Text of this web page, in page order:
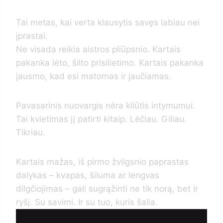
Tai metas, kai verta klausytis savęs labiau nei
įprastai.
Ne visada reikia aistros pliūpsnio. Kartais
pakanka lėto, šilto prisilietimo. Kartais pakanka
jausmo, kad esi matomas ir jaučiamas.
Pavasarinis nuovargis nėra kliūtis intymumui.
Tai kvietimas jį patirti kitaip. Lėčiau. Giliau.
Tikriau.
Kartais mažas, iš pirmo žvilgsnio paprastas
dalykas – kvapas, šiluma ar lengvas
dilgčiojimas – gali sugrąžinti ne tik norą, bet ir
ryšį. Su savimi. Ir su tuo, kuris šalia.